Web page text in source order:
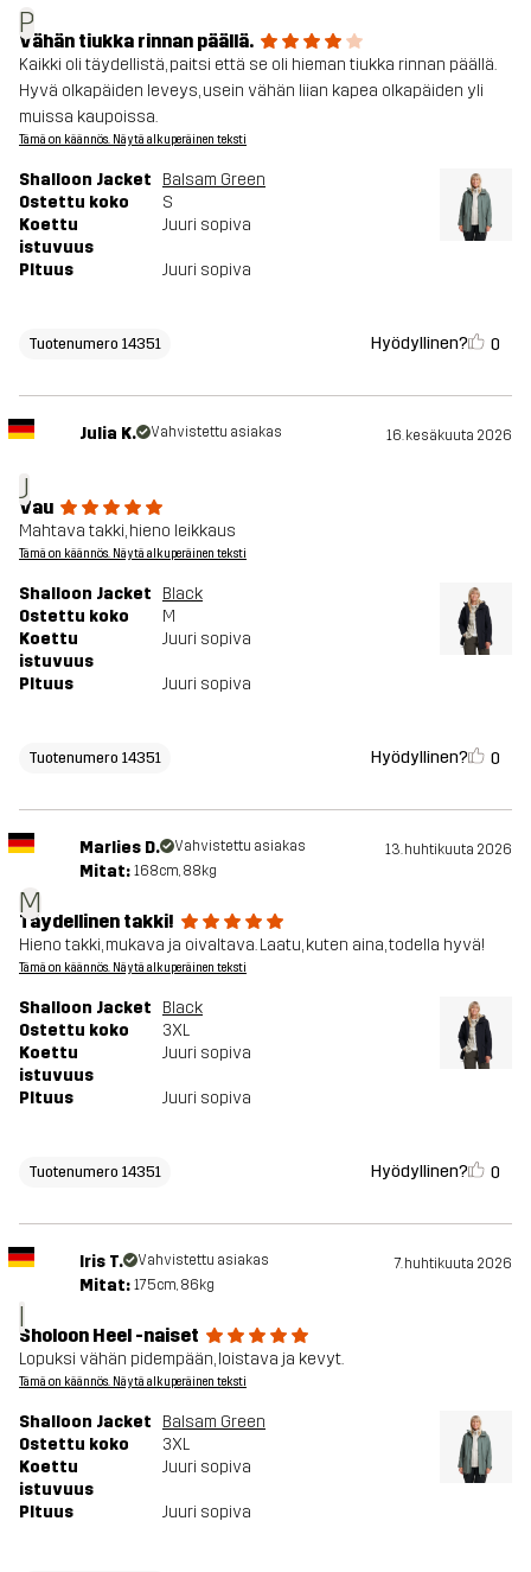
P
Vähän tiukka rinnan päällä.
Kaikki oli täydellistä, paitsi että se oli hieman tiukka rinnan päällä.
Hyvä olkapäiden leveys, usein vähän liian kapea olkapäiden yli
muissa kaupoissa.
Tämä on käännös. Näytä alkuperäinen teksti
Shalloon Jacket
Balsam Green
Ostettu koko
S
Koettu
istuvuus
Juuri sopiva
PItuus Juuri sopiva
Tuotenumero 14351 Hyödyllinen? 0
J
Julia K. Vahvistettu asiakas 16. kesäkuuta 2026
Vau
Mahtava takki, hieno leikkaus
Tämä on käännös. Näytä alkuperäinen teksti
Shalloon Jacket
Black
Ostettu koko
M
Koettu
istuvuus
Juuri sopiva
PItuus Juuri sopiva
Tuotenumero 14351 Hyödyllinen? 0
M
Marlies D. Vahvistettu asiakas 13. huhtikuuta 2026
Mitat: 168cm, 88kg
Täydellinen takki!
Hieno takki, mukava ja oivaltava. Laatu, kuten aina, todella hyvä!
Tämä on käännös. Näytä alkuperäinen teksti
Shalloon Jacket
Black
Ostettu koko
3XL
Koettu
istuvuus
Juuri sopiva
PItuus Juuri sopiva
Tuotenumero 14351 Hyödyllinen? 0
I
Iris T. Vahvistettu asiakas 7. huhtikuuta 2026
Mitat: 175cm, 86kg
Sholoon Heel -naiset
Lopuksi vähän pidempään, loistava ja kevyt.
Tämä on käännös. Näytä alkuperäinen teksti
Shalloon Jacket
Balsam Green
Ostettu koko
3XL
Koettu
istuvuus
Juuri sopiva
PItuus Juuri sopiva